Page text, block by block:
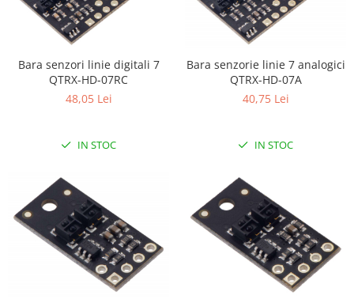
Rezistoare
Creion 3D 3Doodler
Imprimante 3D
Componente
Filament Premium ABS 1.75 mm
Filament Premium ABS 3 mm
Filament Premium PLA 1.75 mm
Filamente Speciale
Bara senzori linie digitali 7
QTRX-HD-07RC
48,05 Lei
IN STOC
Bara senzorie linie 7 analogici
QTRX-HD-07A
40,75 Lei
IN STOC